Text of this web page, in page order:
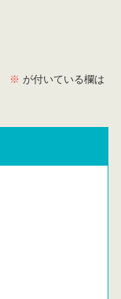
※ が付いている欄は